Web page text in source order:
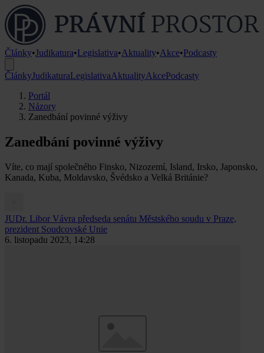
Články•Judikatura•Legislativa•Aktuality•Akce•Podcasty
ČlánkyJudikaturaLegislativaAktualityAkcePodcasty
Portál
Názory
Zanedbání povinné výživy
Zanedbání povinné výživy
Víte, co mají společného Finsko, Nizozemí, Island, Irsko, Japonsko,
Kanada, Kuba, Moldavsko, Švédsko a Velká Británie?
JUDr. Libor Vávra předseda senátu Městského soudu v Praze,
prezident Soudcovské Unie
6. listopadu 2023, 14:28